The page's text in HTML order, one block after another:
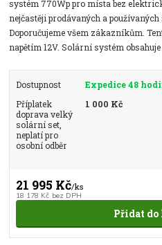
systém 770Wp pro místa bez
nejčastěji prodávaných a
Doporučujeme všem zákazníkům.
napětím 12V. Solární systém
Dostupnost
Expedice 48
Příplatek
doprava velký
solární set,
neplatí pro
osobní odběr
1 000 Kč
21 995 Kč/ks
18 178 Kč bez DPH
Přidat